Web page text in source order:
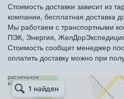
Стоимость доставки зависит из
компании, бесплатная доставка
Мы работаем с транспортными
ПЭК, Энергия,
Стоимость сообщит менеджер
оплатить доставку можно при
Арметкон
Металлическая мебель в
Торговое оборудование в